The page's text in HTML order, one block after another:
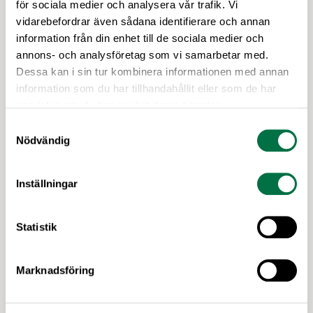
för sociala medier och analysera vår trafik. Vi
vidarebefordrar även sådana identifierare och annan
information från din enhet till de sociala medier och
annons- och analysföretag som vi samarbetar med.
Dessa kan i sin tur kombinera informationen med annan
information som du har tillhandahållit eller som de har
Nödvändig
Inställningar
Statistik
Marknadsföring
Livsmedelsföretagen
Trots upprepade vädjanden från Sveriges
näringsliv vägrar regeringen och
Konsumentverket att ta ansvar för genomförandet
av EU:s konsumentmaktsdirektiv. Konsekvensen
Livsmedelsföretagen ut med en egen bedömning
konsumentmaktsdirektiv har ett gott syfte.
Senaste nytt